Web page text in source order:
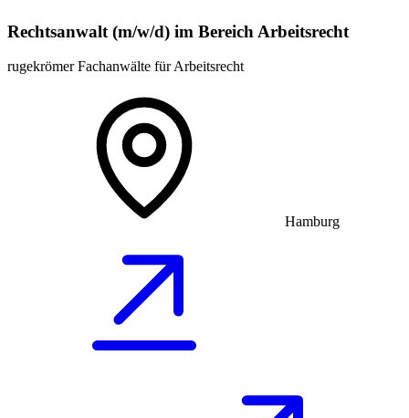
Rechtsanwalt (m/w/d) im Bereich Arbeitsrecht
rugekrömer Fachanwälte für Arbeitsrecht
Hamburg